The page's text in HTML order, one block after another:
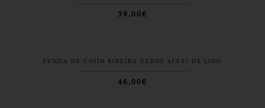
39,00€
FUNDA DE COJÍN RIBEIRA VERDE 45X45 DE LINO
46,00€